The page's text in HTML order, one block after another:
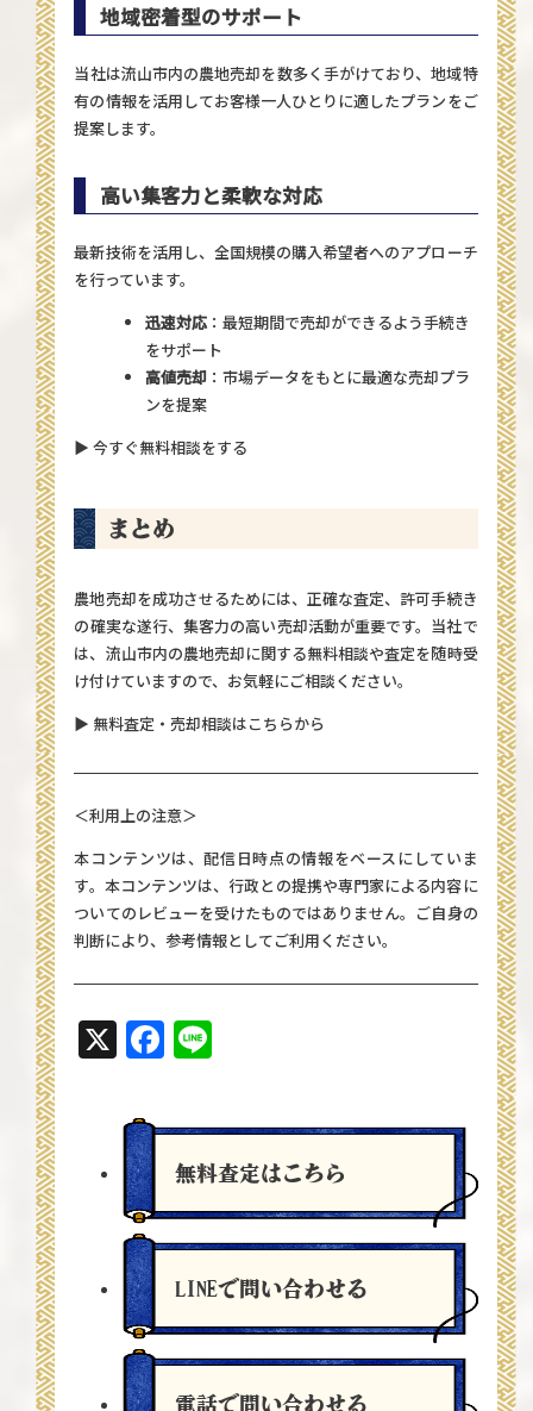
地域密着型のサポート
当社は流山市内の農地売却を数多く手がけており、地域特
有の情報を活用してお客様一人ひとりに適したプランをご
提案します。
高い集客力と柔軟な対応
最新技術を活用し、全国規模の購入希望者へのアプローチ
を行っています。
迅速対応 ：最短期間で売却ができるよう手続き
をサポート
高値売却 ：市場データをもとに最適な売却プラ
ンを提案
▶ 今すぐ無料相談をする
まとめ
農地売却を成功させるためには、正確な査定、許可手続き
の確実な遂行、集客力の高い売却活動が重要です。当社で
は、流山市内の農地売却に関する無料相談や査定を随時受
け付けていますので、お気軽にご相談ください。
▶ 無料査定・売却相談はこちらから
＜利用上の注意＞
本コンテンツは、配信日時点の情報をベースにしていま
す。本コンテンツは、行政との提携や専門家による内容に
ついてのレビューを受けたものではありません。ご自身の
判断により、参考情報としてご利用ください。
X Facebook
無料査定はこちら
LINEで問い合わせる
電話で問い合わせる